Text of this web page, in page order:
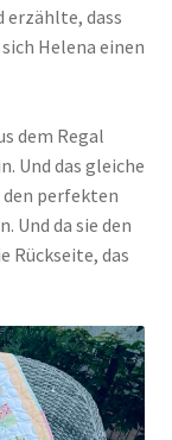
erzählte, dass
Helena einen
dem Regal
Und das gleiche
den perfekten
Und da sie den
Rückseite, das